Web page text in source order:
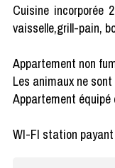
Cuisine incorporée
vaisselle,grill-pain,
Appartement non
Les animaux ne
Appartement équipé
WI-FI station payant